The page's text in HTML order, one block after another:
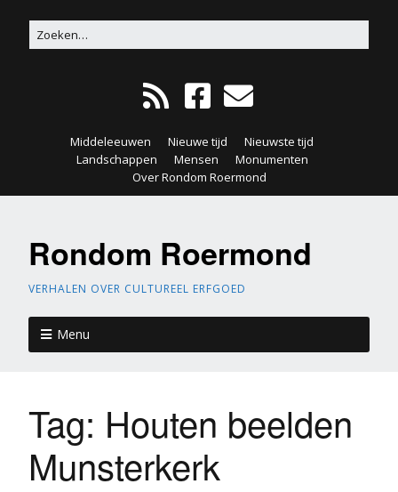
Middeleeuwen Nieuwe tijd
Nieuwste tijd
Landschappen
Mensen
Monumenten
Over Rondom Roermond
Rondom Roermond
VERHALEN OVER CULTUREEL ERFGOED
Menu
Tag: Houten beelden
Munsterkerk